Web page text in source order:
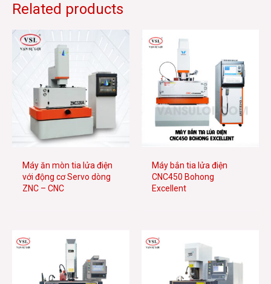
Related products
Máy ăn mòn tia lửa điện
với động cơ Servo dòng
ZNC – CNC
Máy bắn tia lửa điện
CNC450 Bohong
Excellent